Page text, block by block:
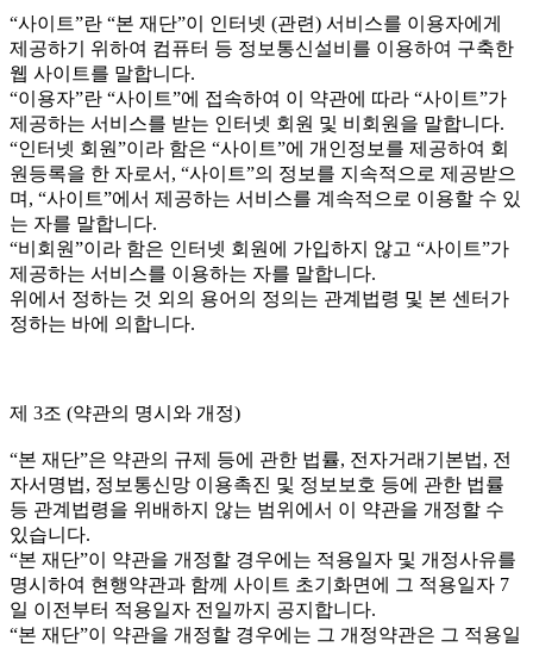
“사이트”란 “본 재단”이 인터넷 (관련) 서비스를 이용자에게
제공하기 위하여 컴퓨터 등 정보통신설비를 이용하여 구축한
웹 사이트를 말합니다.
“이용자”란 “사이트”에 접속하여 이 약관에 따라 “사이트”가
제공하는 서비스를 받는 인터넷 회원 및 비회원을 말합니다.
“인터넷 회원”이라 함은 “사이트”에 개인정보를 제공하여 회
원등록을 한 자로서, “사이트”의 정보를 지속적으로 제공받으
며, “사이트”에서 제공하는 서비스를 계속적으로 이용할 수 있
는 자를 말합니다.
“비회원”이라 함은 인터넷 회원에 가입하지 않고 “사이트”가
제공하는 서비스를 이용하는 자를 말합니다.
위에서 정하는 것 외의 용어의 정의는 관계법령 및 본 센터가
정하는 바에 의합니다.
제 3조 (약관의 명시와 개정)
“본 재단”은 약관의 규제 등에 관한 법률, 전자거래기본법, 전
자서명법, 정보통신망 이용촉진 및 정보보호 등에 관한 법률
등 관계법령을 위배하지 않는 범위에서 이 약관을 개정할 수
있습니다.
“본 재단”이 약관을 개정할 경우에는 적용일자 및 개정사유를
명시하여 현행약관과 함께 사이트 초기화면에 그 적용일자 7
일 이전부터 적용일자 전일까지 공지합니다.
“본 재단”이 약관을 개정할 경우에는 그 개정약관은 그 적용일